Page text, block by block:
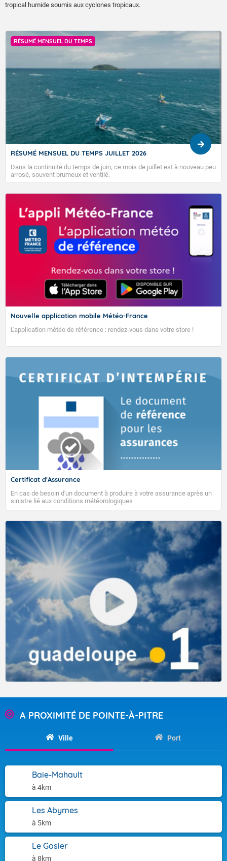
tropical humide soumis aux cyclones tropicaux.
TEMPS JUILLET 2026
de juin, ce mois de juillet est à nouveau peu
et ventilé.
PRÉVISIONS
Prévision mensuelle
BULLETIN DES
NORD, SAINT-MARTIN
Nouvelle application mobile Météo-France
L'application météo de référence : rendez-vous dans votre store !
Certificat d'Assurance
En cas de besoin d'un document à produire à votre assurance après un
sinistre lié aux conditions météorologiques
A PROXIMITÉ DE POINTE-À-PITRE
Ville Port
Baie-Mahault
à 4km
Les Abymes
à 5km
Le Gosier
à 8km